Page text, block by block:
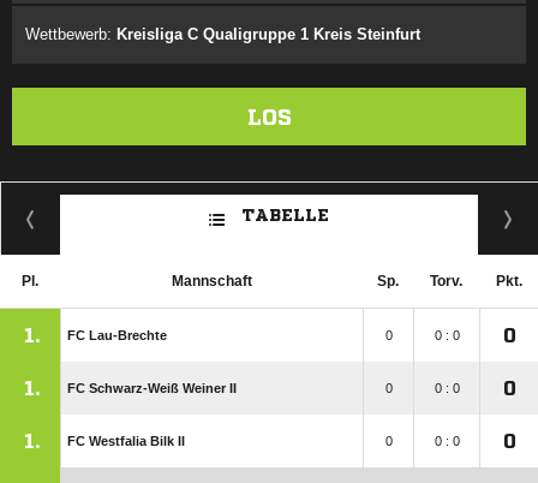
Wettbewerb: Kreisliga C Qualigruppe 1 Kreis Steinfurt
LOS
TABELLE
Pl. Mannschaft Sp. Torv. Pkt.
1. FC Lau-Brechte 0 0 : 0 0
1. FC Schwarz-Weiß Weiner II 0 0 : 0 0
1. FC Westfalia Bilk II 0 0 : 0 0